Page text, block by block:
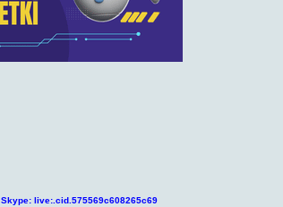
Skype: live:.cid.575569c608265c69